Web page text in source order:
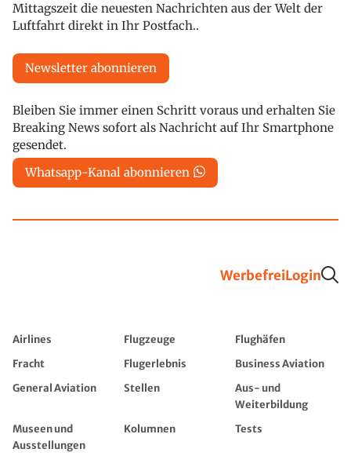
Mittagszeit die neuesten Nachrichten aus der Welt der
Luftfahrt direkt in Ihr Postfach..
Newsletter abonnieren
Bleiben Sie immer einen Schritt voraus und erhalten Sie
Breaking News sofort als Nachricht auf Ihr Smartphone
gesendet.
Whatsapp-Kanal abonnieren
WerbefreiLogin
Airlines Flugzeuge
Flughäfen
Fracht
Flugerlebnis
Business Aviation
General Aviation
Stellen
Aus- und
Weiterbildung
Museen und
Ausstellungen
Kolumnen Tests